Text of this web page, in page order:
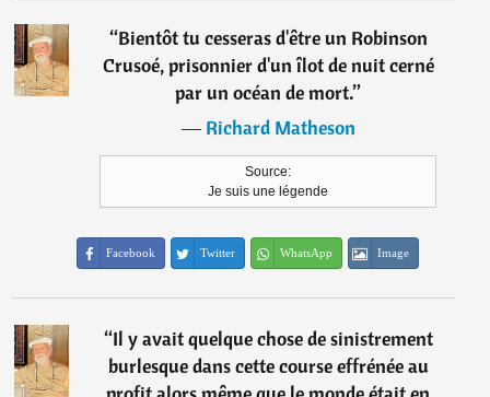
“Bientôt tu cesseras d'être un Robinson
Crusoé, prisonnier d'un îlot de nuit cerné
par un océan de mort.”
―Richard Matheson
Source:
Je suis une légende
Facebook Twitter WhatsApp Image
“Il y avait quelque chose de sinistrement
burlesque dans cette course effrénée au